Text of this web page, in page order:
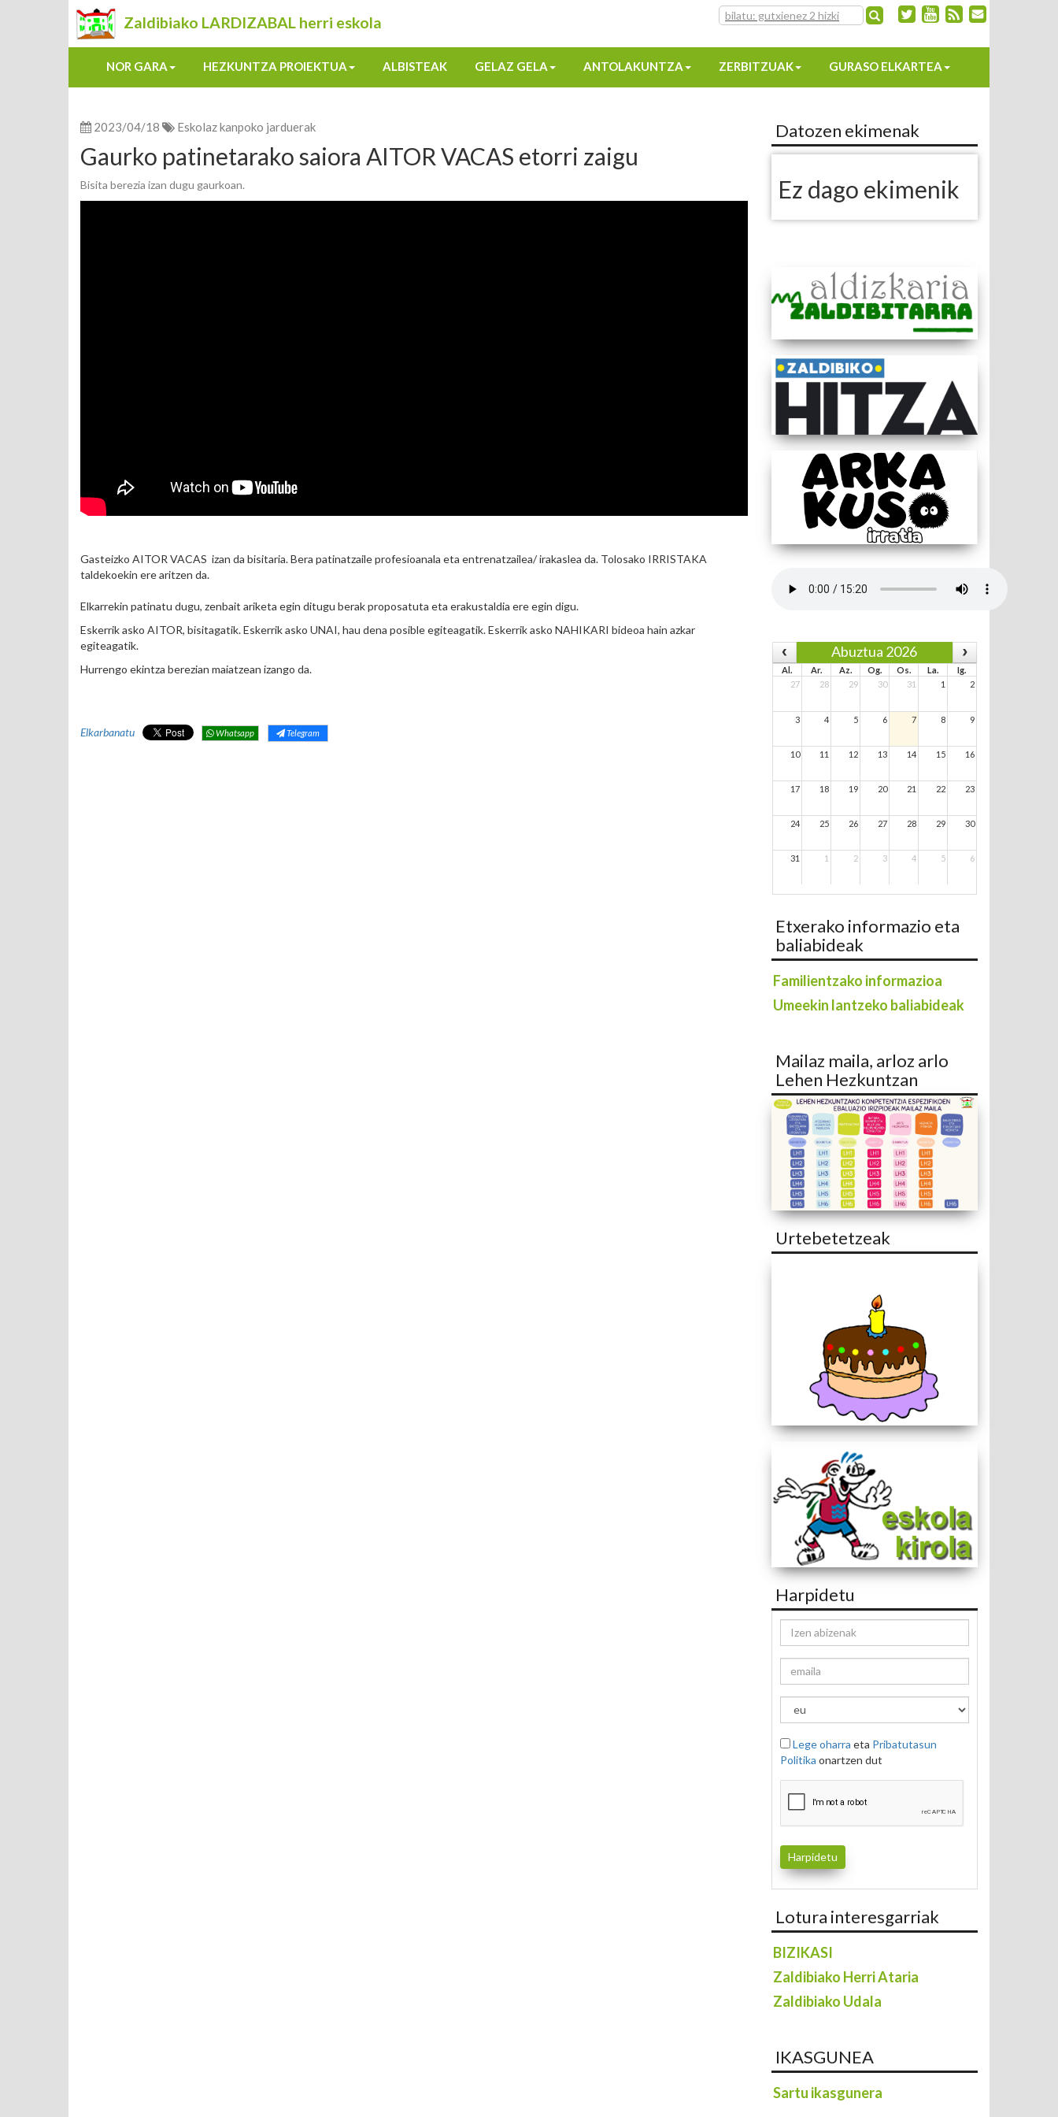
Zaldibiako LARDIZABAL herri eskola
NOR GARA HEZKUNTZA PROIEKTUA ALBISTEAK GELAZ GELA ANTOLAKUNTZA ZERBITZUAK GURASO ELKARTEA
2023/04/18 Eskolaz kanpoko jarduerak
Gaurko patinetarako saiora AITOR VACAS etorri zaigu
Bisita berezia izan dugu gaurkoan.
Gasteizko AITOR VACAS izan da bisitaria. Bera patinatzaile profesioanala eta entrenatzailea/ irakaslea da. Tolosako IRRISTAKA
taldekoekin ere aritzen da.
Elkarrekin patinatu dugu, zenbait ariketa egin ditugu berak proposatuta eta erakustaldia ere egin digu.
Eskerrik asko AITOR, bisitagatik. Eskerrik asko UNAI, hau dena posible egiteagatik. Eskerrik asko NAHIKARI bideoa hain azkar
egiteagatik.
Hurrengo ekintza berezian maiatzean izango da.
Elkarbanatu Whatsapp Telegram
Datozen ekimenak
Ez dago ekimenik
Abuztua 2026
Al. Ar. Az. Og. Os. La.
Ig.
27
28 29 30 31 1 2
3 4 5 6 7 8 9
10 11 12 13 14 15 16
17 18 19 20 21 22 23
24 25 26 27 28 29 30
31 1 2 3 4 5 6
Etxerako informazio eta
baliabideak
Familientzako informazioa
Umeekin lantzeko baliabideak
Mailaz maila, arloz arlo
Lehen Hezkuntzan
Urtebetetzeak
Harpidetu
Lege oharra eta Pribatutasun
Politika onartzen dut
Lotura interesgarriak
BIZIKASI
Zaldibiako Herri Ataria
Zaldibiako Udala
IKASGUNEA
Sartu ikasgunera